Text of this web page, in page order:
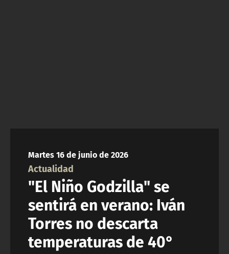
Martes 16 de junio de 2026
Actualidad
"El Niño Godzilla" se
sentirá en verano: Iván
Torres no descarta
temperaturas de 40°